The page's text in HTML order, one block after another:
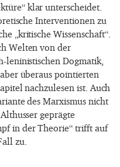
klar unterscheidet.
Interventionen zu
„kritische Wissenschaft“.
Welten von der
leninistischen Dogmatik,
überaus pointierten
nachzulesen ist. Auch
des Marxismus nicht
geprägte
in der Theorie“ trifft auf
zu.